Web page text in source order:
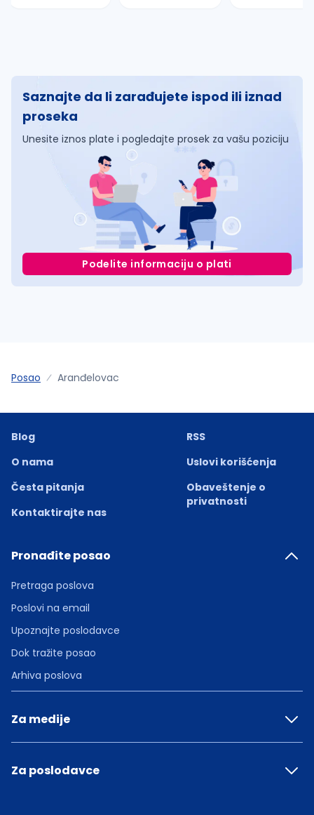
Saznajte da li zarađujete ispod ili iznad
proseka
Unesite iznos plate i pogledajte prosek za vašu poziciju
Podelite informaciju o plati
Posao Aranđelovac
Blog
O nama
Česta pitanja
Kontaktirajte nas
RSS
Uslovi korišćenja
Obaveštenje o
privatnosti
Pronađite posao
Pretraga poslova
Poslovi na email
Upoznajte poslodavce
Dok tražite posao
Arhiva poslova
Za medije
Za poslodavce